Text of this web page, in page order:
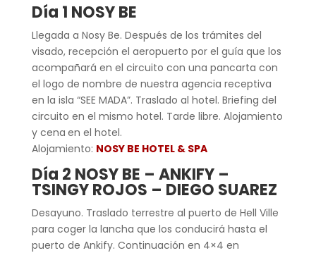
Día 1 NOSY BE
Llegada a Nosy Be. Después de los trámites del
visado, recepción el aeropuerto por el guía que los
acompañará en el circuito con una pancarta con
el logo de nombre de nuestra agencia receptiva
en la isla “SEE MADA”. Traslado al hotel. Briefing del
circuito en el mismo hotel. Tarde libre. Alojamiento
y cena en el hotel.
Alojamiento: NOSY BE HOTEL & SPA
Día 2 NOSY BE – ANKIFY –
TSINGY ROJOS – DIEGO SUAREZ
Desayuno. Traslado terrestre al puerto de Hell Ville
para coger la lancha que los conducirá hasta el
puerto de Ankify. Continuación en 4×4 en